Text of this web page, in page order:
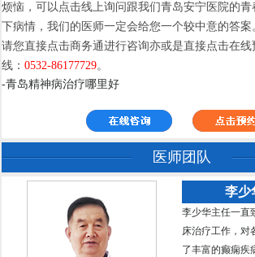
烦恼，可以点击线上询问跟我们青岛安宁医院的
下病情，我们的医师一定会给您一个较中意的答
请您直接点击商务通进行咨询亦或是直接点击在
线：0532-86177729。
-青岛精神病治疗哪里好
医师团队
李少
李少华主任一直
床治疗工作，对
了丰富的癫痫疾